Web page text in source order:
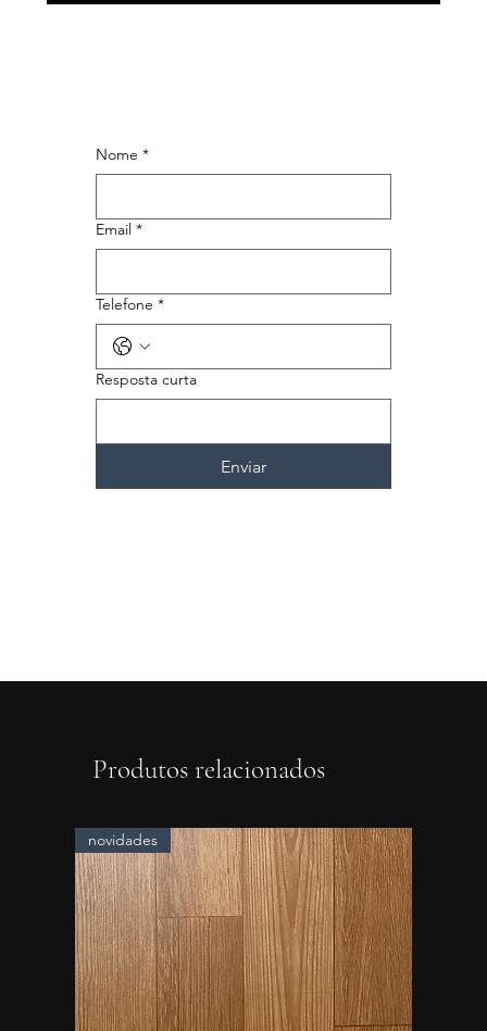
Nome *
Email *
Telefone *
Resposta curta
Enviar
Produtos relacionados
novidades